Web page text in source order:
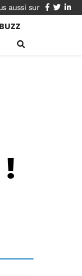
facebook
twitter
BUZZ